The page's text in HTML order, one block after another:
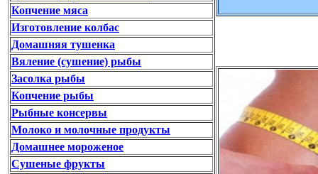
Копчение мяса
Изготовление колбас
Домашняя тушенка
Вяление (сушение) рыбы
Засолка рыбы
Копчение рыбы
Рыбные консервы
Молоко и молочные продукты
Домашнее мороженое
Сушеные фрукты